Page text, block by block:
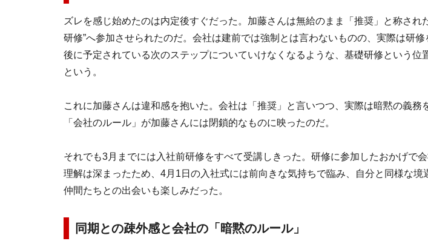
ズレを感じ始めたのは内定後すぐだった。加藤さんは無給のまま「推奨」と称され
研修”へ参加させられたのだ。会社は建前では強制とは言わないものの、実際は研
後に予定されている次のステップについていけなくなるような、基礎研修という位
という。
これに加藤さんは違和感を抱いた。会社は「推奨」と言いつつ、実際は暗黙の義務
「会社のルール」が加藤さんには閉鎖的なものに映ったのだ。
それでも3月までには入社前研修をすべて受講しきった。研修に参加したおかげで
理解は深まったため、4月1日の入社式には前向きな気持ちで臨み、自分と同様な境
仲間たちとの出会いも楽しみだった。
同期との疎外感と会社の「暗黙のルール」